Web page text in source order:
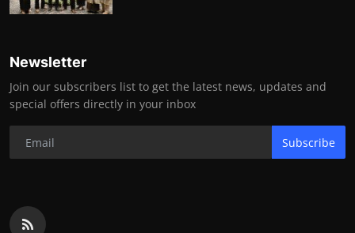
Newsletter
Join our subscribers list to get the latest news, updates and
special offers directly in your inbox
Subscribe